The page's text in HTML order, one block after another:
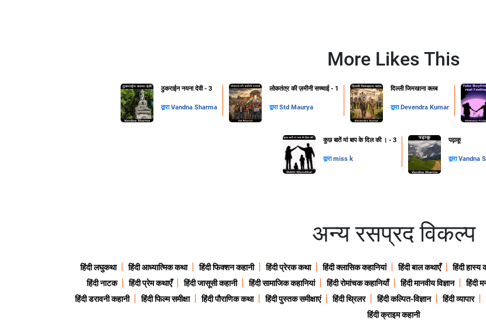
More Likes This
ठुकराईन नयना देवी - 3
द्वाराVandna Sharma
लोकतंत्र की ज़मीनी सच्चाई - 1
द्वाराStd Maurya
दिल्ली जिमखाना क्लब
द्वारा Devendra Kumar
कुछ बातें मां बाप के दिल की । - 3
द्वाराmiss k
पढ़ाकू
द्वाराVandna
अन्य रसप्रद विकल्प
हिंदी लघुकथा हिंदी आध्यात्मिक कथा हिंदी फिक्शन कहानी हिंदी प्रेरक कथा हिंदी क्लासिक कहानियां हिंदी बाल कथाएँ हिंदी हास्य
हिंदी नाटक
हिंदी प्रेम कथाएँ हिंदी जासूसी कहानी हिंदी सामाजिक कहानियां हिंदी रोमांचक कहानियाँ हिंदी मानवीय विज्ञान हिंदी
हिंदी डरावनी कहानी
हिंदी फिल्म समीक्षा हिंदी पौराणिक कथा हिंदी पुस्तक समीक्षाएं हिंदी थ्रिलर हिंदी कल्पित-विज्ञान हिंदी व्यापार
हिंदी क्राइम कहानी